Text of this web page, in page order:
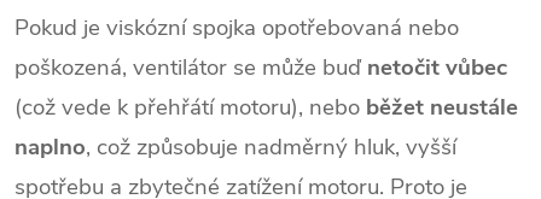
Pokud je viskózní spojka opotřebovaná nebo
poškozená, ventilátor se může buďnetočit vůbec
(což vede k přehřátí motoru), nebo běžet neustále
naplno, což způsobuje nadměrný hluk, vyšší
spotřebu a zbytečné zatížení motoru. Proto je